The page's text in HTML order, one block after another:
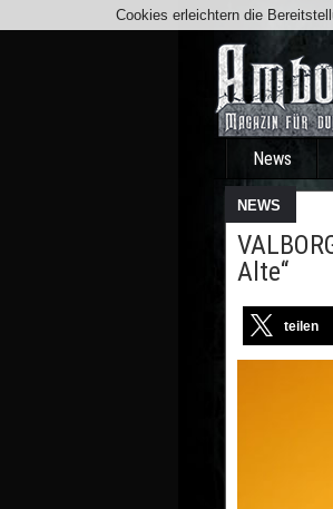
News
NEWS
Alte“
teilen
Cookies erleichtern die